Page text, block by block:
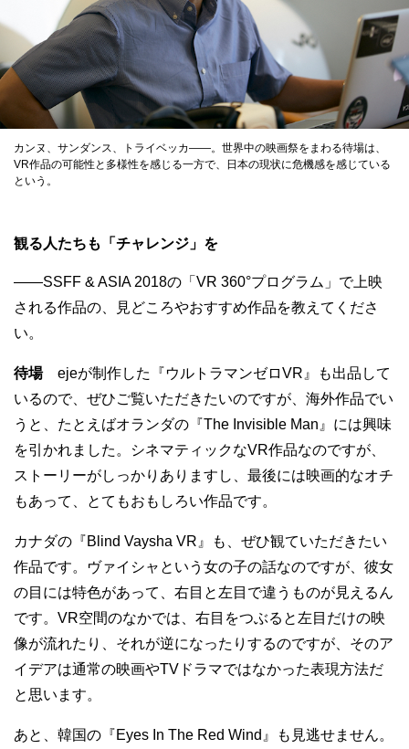
カンヌ、サンダンス、トライベッカ——。世界中の映画祭をまわる待場は、
VR作品の可能性と多様性を感じる一方で、日本の現状に危機感を感じている
という。
観る人たちも「チャレンジ」を
——SSFF & ASIA 2018の「VR 360°プログラム」で上映
される作品の、見どころやおすすめ作品を教えてくださ
い。
待場ejeが制作した『ウルトラマンゼロVR』も出品して
いるので、ぜひご覧いただきたいのですが、海外作品でい
うと、たとえばオランダの『The Invisible Man』には興味
を引かれました。シネマティックなVR作品なのですが、
ストーリーがしっかりありますし、最後には映画的なオチ
もあって、とてもおもしろい作品です。
カナダの『Blind Vaysha VR』も、ぜひ観ていただきたい
作品です。ヴァイシャという女の子の話なのですが、彼女
の目には特色があって、右目と左目で違うものが見えるん
です。VR空間のなかでは、右目をつぶると左目だけの映
像が流れたり、それが逆になったりするのですが、そのア
イデアは通常の映画やTVドラマではなかった表現方法だ
と思います。
あと、韓国の『Eyes In The Red Wind』も見逃せません。